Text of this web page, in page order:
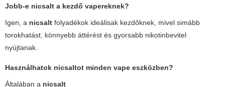
Jobb-e nicsalt a kezdő vapereknek?
Igen, a nicsalt folyadékok ideálisak kezdőknek, mivel simább
torokhatást, könnyebb áttérést és gyorsabb nikotinbevitel
nyújtanak.
Használhatok nicsaltot minden vape eszközben?
Általában a nicsalt